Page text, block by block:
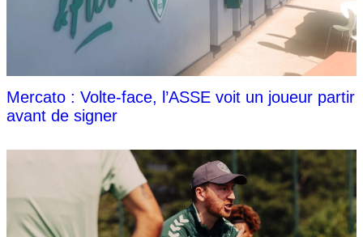
Mercato : Volte-face, l’ASSE voit un joueur partir
avant de signer